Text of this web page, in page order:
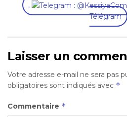
,
Télégram
Laisser un
Votre adresse e-mail ne sera pas
obligatoires sont indiqués avec *
Commentaire *